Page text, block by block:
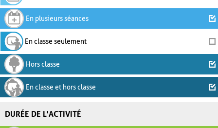
En plusieurs séances
En classe seulement
Hors classe
En classe et hors classe
DURÉE DE L'ACTIVITÉ